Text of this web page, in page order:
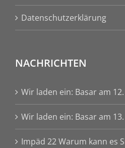
Datenschutzerklärung
NACHRICHTEN
Wir laden ein: Basar am
Wir laden ein: Basar am
Impäd 22 Warum kann es